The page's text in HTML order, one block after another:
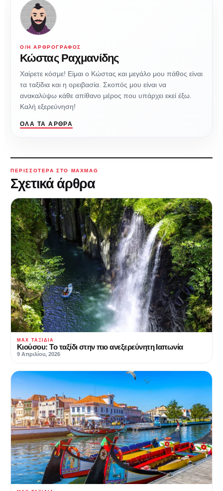
Ο/Η ΑΡΘΡΟΓΡΆΦΟΣ
Κώστας Ραχμανίδης
Χαίρετε κόσμε! Είμαι ο Κώστας και μεγάλο μου πάθος είναι
τα ταξίδια και η ορειβασία. Σκοπός μου είναι να
ανακαλύψω κάθε απίθανο μέρος που υπάρχει εκεί έξω.
Καλή εξερεύνηση!
ΌΛΑ ΤΑ ΆΡΘΡΑ
ΠΕΡΙΣΣΌΤΕΡΑ ΣΤΟ MAXMAG
Σχετικά άρθρα
MAX ΤΑΞΊΔΙΑ
Κιούσου: Το ταξίδι στην πιο ανεξερεύνητη Ιαπωνία
9 Απριλίου, 2026